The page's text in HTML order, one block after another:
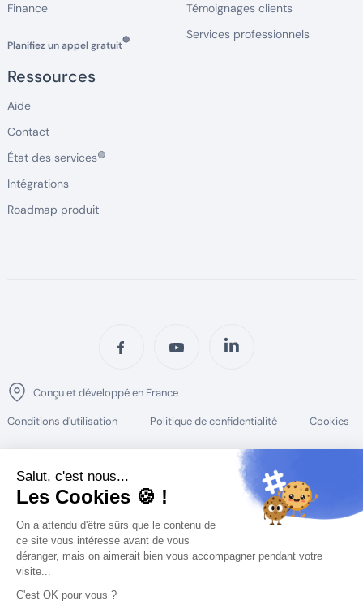
Finance
Planifiez un appel gratuit🔵
Témoignages clients
Services professionnels
Ressources
Aide
Contact
État des services🟢
Intégrations
Roadmap produit
Conçu et développé en France
Conditions d'utilisation Politique de confidentialité Cookies